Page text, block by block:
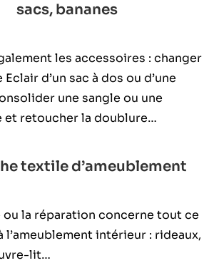
sacs, bananes
les accessoires : changer
d’un sac à dos ou d’une
une sangle ou une
et retoucher la doublure…
textile d’ameublement
ou la réparation concerne tout ce
l’ameublement intérieur : rideaux,
lit…